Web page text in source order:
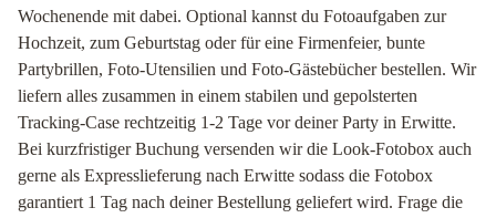
Wochenende mit dabei. Optional kannst du Fotoaufgaben zur
Hochzeit, zum Geburtstag oder für eine Firmenfeier, bunte
Partybrillen, Foto-Utensilien und Foto-Gästebücher bestellen. Wir
liefern alles zusammen in einem stabilen und gepolsterten
Tracking-Case rechtzeitig 1-2 Tage vor deiner Party in Erwitte.
Bei kurzfristiger Buchung versenden wir die Look-Fotobox auch
gerne als Expresslieferung nach Erwitte sodass die Fotobox
garantiert 1 Tag nach deiner Bestellung geliefert wird. Frage die